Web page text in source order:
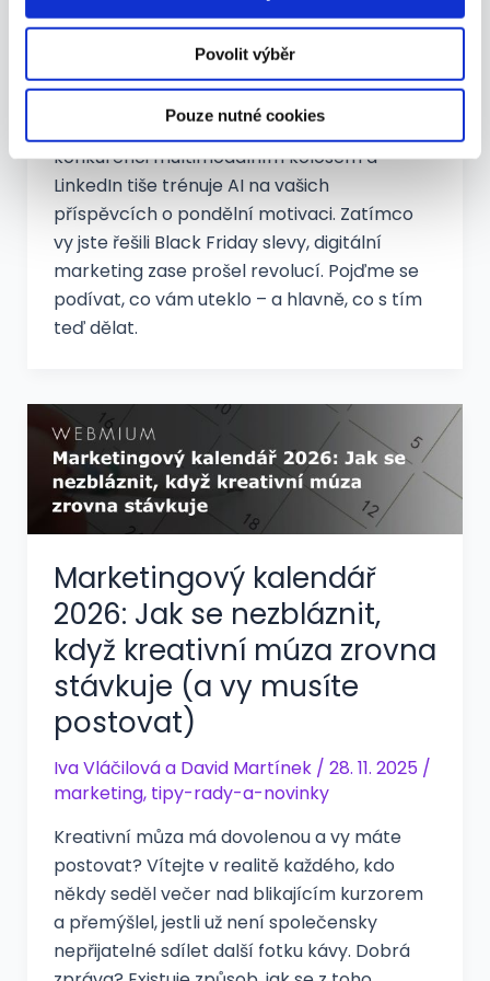
získali v důsledku toho, že používáte jejich služby.
Povolit výběr
Pouze nutné cookies
sítě novinky
Představte si svět, kde vám umělá
„osobností“ na výběr, Google drtí
konkurenci multimodálním kolosem a
LinkedIn tiše trénuje AI na vašich
příspěvcích o pondělní motivaci. Zatímco
vy jste řešili Black Friday slevy, digitální
marketing zase prošel revolucí. Pojďme se
podívat, co vám uteklo – a hlavně, co s tím
teď dělat.
Marketingový kalendář
2026: Jak se nezbláznit,
když kreativní múza zrovna
stávkuje (a vy musíte
postovat)
Iva Vláčilováa David Martínek / 28. 11. 2025 /
marketing, tipy-rady-a-novinky
Kreativní můza má dovolenou a vy máte
postovat? Vítejte v realitě každého, kdo
někdy seděl večer nad blikajícím kurzorem
a přemýšlel, jestli už není společensky
nepřijatelné sdílet další fotku kávy. Dobrá